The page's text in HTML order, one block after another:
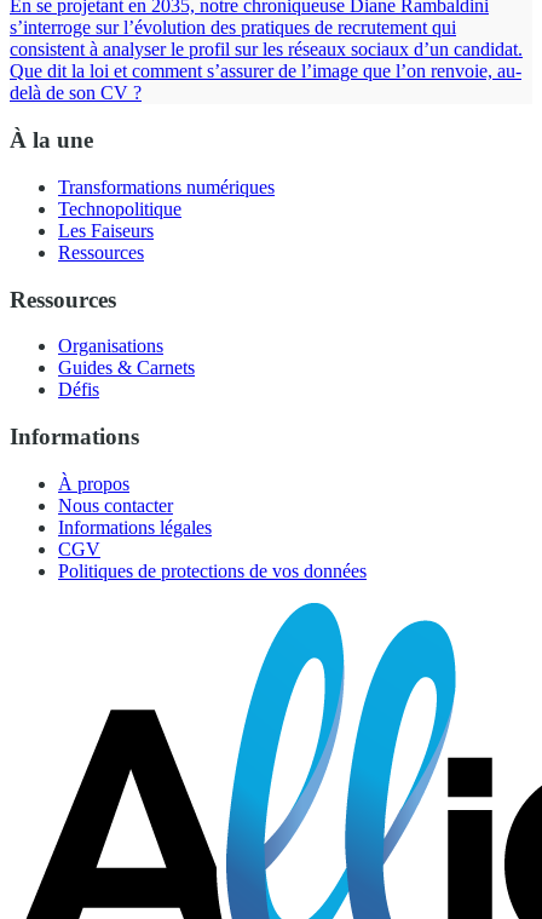
En se projetant en 2035, notre chroniqueuse Diane Rambaldini
s’interroge sur l’évolution des pratiques de recrutement qui
consistent à analyser le profil sur les réseaux sociaux d’un candidat.
Que dit la loi et comment s’assurer de l’image que l’on renvoie, au-
delà de son CV ?
À la une
Transformations numériques
Technopolitique
Les Faiseurs
Ressources
Ressources
Organisations
Guides & Carnets
Défis
Informations
À propos
Nous contacter
Informations légales
CGV
Politiques de protections de vos données